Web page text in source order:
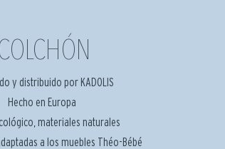
y distribuido por KADOLIS
Hecho en Europa
materiales naturales
a los muebles Théo-Bébé